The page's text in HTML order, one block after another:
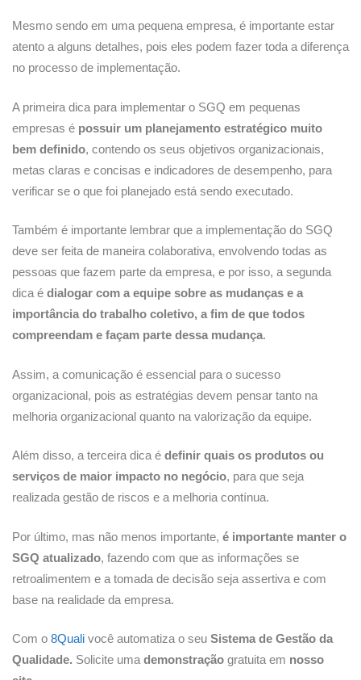
Mesmo sendo em uma pequena empresa, é importante estar
atento a alguns detalhes, pois eles podem fazer toda a diferença
no processo de implementação.
A primeira dica para implementar o SGQ em pequenas
empresas é possuir um planejamento estratégico muito
bem definido, contendo os seus objetivos organizacionais,
metas claras e concisas e indicadores de desempenho, para
verificar se o que foi planejado está sendo executado.
Também é importante lembrar que a implementação do SGQ
deve ser feita de maneira colaborativa, envolvendo todas as
pessoas que fazem parte da empresa, e por isso, a segunda
dica é dialogar com a equipe sobre as mudanças e a
importância do trabalho coletivo, a fim de que todos
compreendam e façam parte dessa mudança.
Assim, a comunicação é essencial para o sucesso
organizacional, pois as estratégias devem pensar tanto na
melhoria organizacional quanto na valorização da equipe.
Além disso, a terceira dica é definir quais os produtos ou
serviços de maior impacto no negócio, para que seja
realizada gestão de riscos e a melhoria contínua.
Por último, mas não menos importante, é importante manter o
SGQ atualizado, fazendo com que as informações se
retroalimentem e a tomada de decisão seja assertiva e com
base na realidade da empresa.
Com o 8Quali você automatiza o seu Sistema de Gestão da
Qualidade. Solicite uma demonstração gratuita em nosso